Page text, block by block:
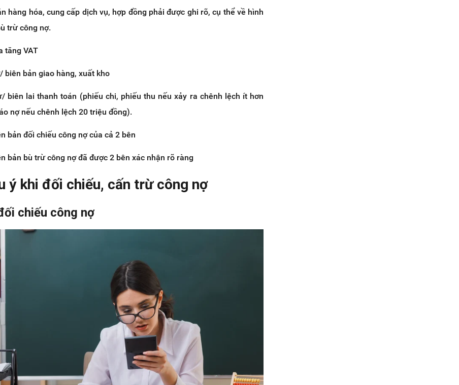
hàng hóa, cung cấp dịch vụ, hợp đồng phải được ghi rõ, cụ thể về hình
trừ công nợ.
tăng VAT
biên bản giao hàng, xuất kho
biên lai thanh toán (phiếu chi, phiếu thu nếu xảy ra chênh lệch ít hơn
nợ nếu chênh lệch 20 triệu đồng).
bản đối chiếu công nợ của cả 2 bên
bản bù trừ công nợ đã được 2 bên xác nhận rõ ràng
ý khi đối chiếu, cấn trừ công nợ
chiếu công nợ